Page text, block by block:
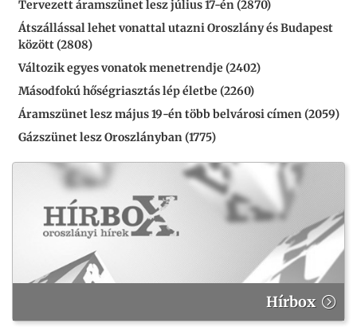
Tervezett áramszünet lesz július 17-én (2870)
Átszállással lehet vonattal utazni Oroszlány és Budapest
között (2808)
Változik egyes vonatok menetrendje (2402)
Másodfokú hőségriasztás lép életbe (2260)
Áramszünet lesz május 19-én több belvárosi címen (2059)
Gázszünet lesz Oroszlányban (1775)
Hírbox